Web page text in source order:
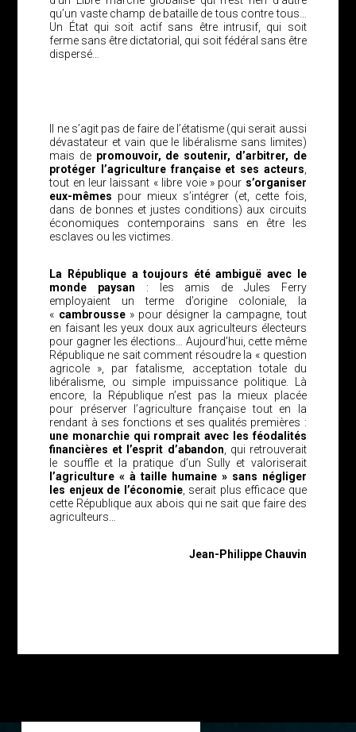
qu’un vaste champ de bataille de tous contre tous…
Un État qui soit actif sans être intrusif, qui soit
ferme sans être dictatorial, qui soit fédéral sans être
dispersé…
Il ne s’agit pas de faire de l’étatisme (qui serait aussi
dévastateur et vain que le libéralisme sans limites)
mais de promouvoir, de soutenir, d’arbitrer, de
protéger l’agriculture française et ses acteurs
tout en leur laissant « libre voie » pour s’organiser
eux-mêmes pour mieux s’intégrer (et, cette fois,
dans de bonnes et justes conditions) aux circuits
économiques contemporains sans en être les
esclaves ou les victimes.
La République a toujours été ambiguë avec le
monde paysan : les amis de Jules Ferry
employaient un terme d’origine coloniale, la
« cambrousse» pour désigner la campagne, tout
en faisant les yeux doux aux agriculteurs électeurs
pour gagner les élections… Aujourd’hui, cette même
République ne sait comment résoudre la « question
agricole », par fatalisme, acceptation totale du
libéralisme, ou simple impuissance politique. Là
encore, la République n’est pas la mieux placée
pour préserver l’agriculture française tout en la
rendant à ses fonctions et ses qualités premières :
une monarchie qui romprait avec les féodalités
financières et l’esprit d’abandon , qui retrouverait
le souffle et la pratique d’un Sully et valoriserait
l’agriculture « à taille humaine » sans négliger
les enjeux de l’économie, serait plus efficace que
cette République aux abois qui ne sait que faire des
agriculteurs…
Jean-Philippe Chauvin